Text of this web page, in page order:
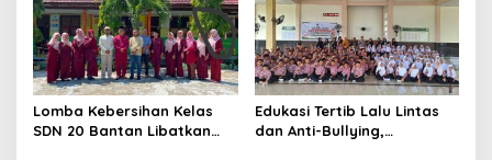
p
o
s
Lomba Kebersihan Kelas
SDN 20 Bantan Libatkan
Edukasi Tertib Lalu Lintas
dan Anti-Bullying,